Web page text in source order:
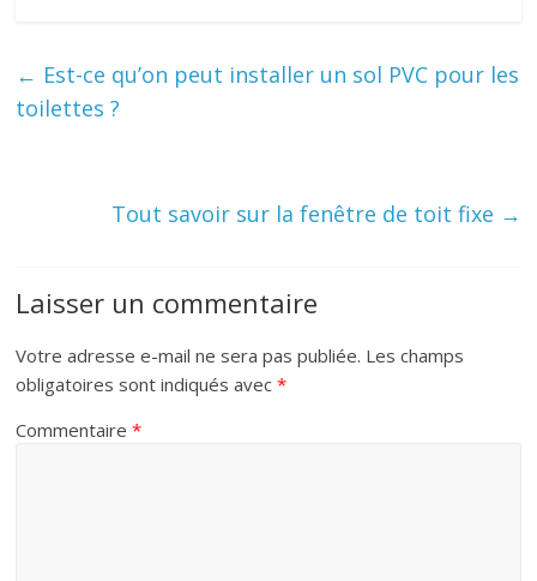
← Est-ce qu’on peut installer un sol PVC pour les
toilettes ?
Tout savoir sur la fenêtre de toit fixe →
Laisser un commentaire
Votre adresse e-mail ne sera pas publiée. Les champs
obligatoires sont indiqués avec*
Commentaire*